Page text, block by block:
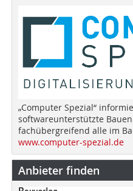
„Computer Spezial“
softwareunterstützte
fachübergreifend alle im
www.computer-spezial.de
Anbieter finden